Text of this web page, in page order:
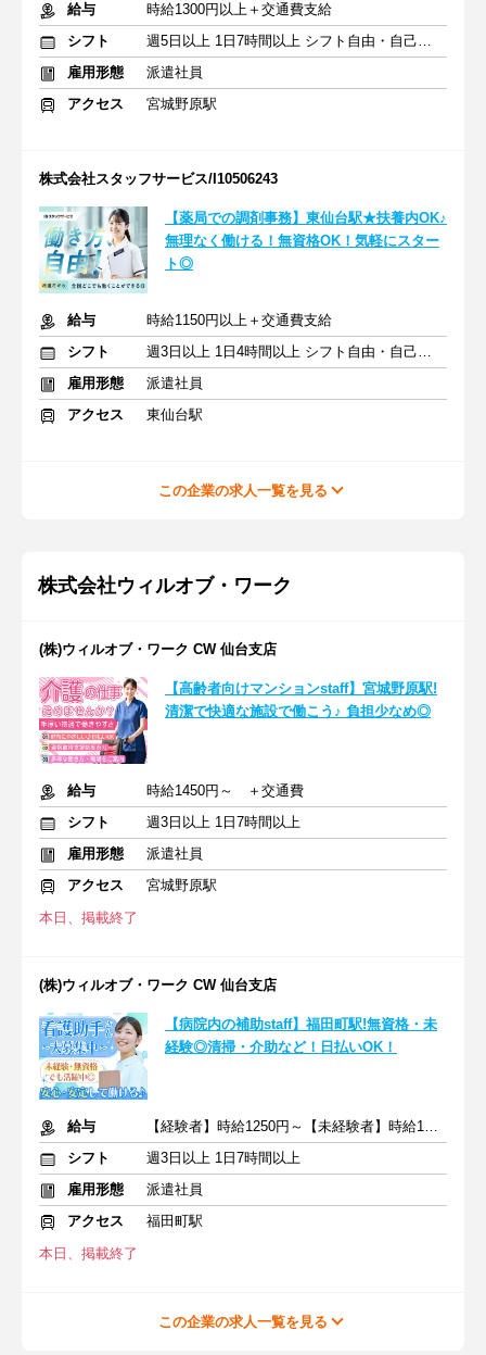
給与
時給1300円以上＋交通費支給
シフト
週5日以上 1日7時間以上 シフト自由・自己申告
雇用形態
派遣社員
アクセス
宮城野原駅
株式会社スタッフサービス/I10506243
【薬局での調剤事務】東仙台駅★扶養内OK♪
無理なく働ける！無資格OK！気軽にスター
ト◎
給与
時給1150円以上＋交通費支給
シフト
週3日以上 1日4時間以上 シフト自由・自己申告
雇用形態
派遣社員
アクセス
東仙台駅
この企業の求人一覧を見る
株式会社ウィルオブ・ワーク
(株)ウィルオブ・ワーク CW 仙台支店
【高齢者向けマンションstaff】宮城野原駅!
清潔で快適な施設で働こう♪ 負担少なめ◎
給与
時給1450円～ ＋交通費
シフト
週3日以上 1日7時間以上
雇用形態
派遣社員
アクセス
宮城野原駅
本日、掲載終了
(株)ウィルオブ・ワーク CW 仙台支店
【病院内の補助staff】福田町駅!無資格・未
経験◎清掃・介助など！日払いOK！
給与
【経験者】時給1250円～【未経験者】時給1200円～ ＋交通費
シフト
週3日以上 1日7時間以上
雇用形態
派遣社員
アクセス
福田町駅
本日、掲載終了
この企業の求人一覧を見る